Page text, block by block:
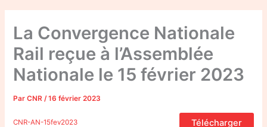
La Convergence Nationale
Rail reçue à l’Assemblée
Nationale le 15 février 2023
ParCNR/16 février 2023
CNR-AN-15fev2023 Télécharger